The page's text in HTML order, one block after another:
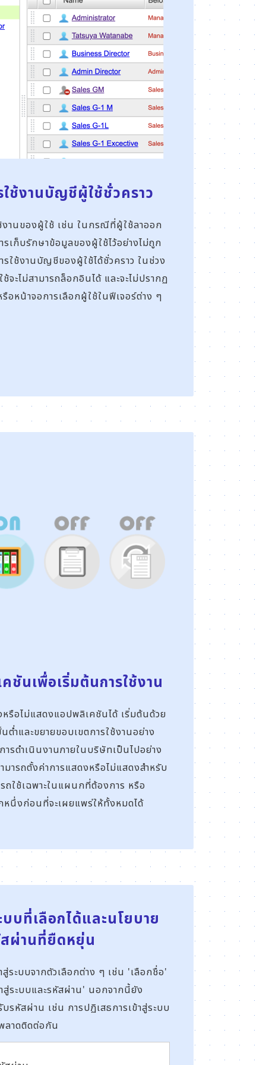
ใช้งานบัญชีผู้ใช้ชั่วคราว
งานของผู้ใช้ เช่น ในกรณีที่ผู้ใช้ลาออก
เก็บรักษาข้อมูลของผู้ใช้ไว้อย่างไม่ถูก
ใช้งานบัญชีของผู้ใช้ได้ชั่วคราว ในช่วง
จะไม่สามารถล็อกอินได้ และจะไม่ปรากฏ
อหน้าจอการเลือกผู้ใช้ในฟีเจอร์ต่าง ๆ
ชันเพื่อเริ่มต้นการใช้งาน
รือไม่แสดงแอปพลิเคชันได้ เริ่มต้นด้วย
ำและขยายขอบเขตการใช้งานอย่าง
รดำเนินงานภายในบริษัทเป็นไปอย่าง
ารถตั้งค่าการแสดงหรือไม่แสดงสำหรับ
ถใช้เฉพาะในแผนกที่ต้องการ หรือ
นึ่งก่อนที่จะเผยแพร่ให้ทั้งหมดได้
บบที่เลือกได้และนโยบาย
ผ่านที่ยืดหยุ่น
สู่ระบบจากตัวเลือกต่าง ๆ เช่น 'เลือกชื่อ'
ระบบและรหัสผ่าน' นอกจากนี้ยัง
รหัสผ่าน เช่น การปฏิเสธการเข้าสู่ระบบ
าดติดต่อกัน